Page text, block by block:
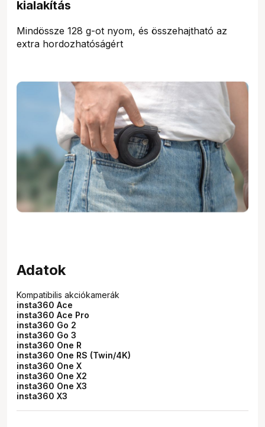
kialakítás
Mindössze 128 g-ot nyom, és összehajtható az
extra hordozhatóságért
Adatok
Kompatibilis akciókamerák
insta360 Ace
insta360 Ace Pro
insta360 Go 2
insta360 Go 3
insta360 One R
insta360 One RS (Twin/4K)
insta360 One X
insta360 One X2
insta360 One X3
insta360 X3